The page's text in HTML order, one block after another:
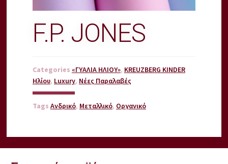
F.P. JONES
Categories «ΓΥΑΛΙΑ ΗΛΙΟΥ», KREUZBERG KINDER
Ηλίου, Luxury, Νέες Παραλαβές
Tags Ανδρικό, Μεταλλικό, Οργανικό